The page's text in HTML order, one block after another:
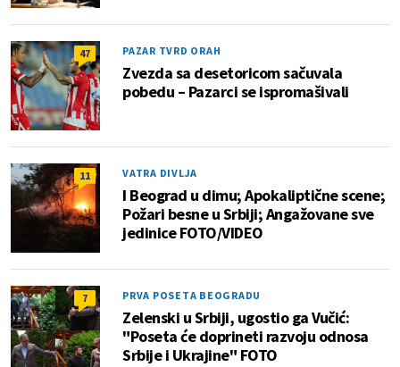
47 PAZAR TVRD ORAH
Zvezda sa desetoricom sačuvala
pobedu – Pazarci se ispromašivali
11 VATRA DIVLJA
I Beograd u dimu; Apokaliptične scene;
Požari besne u Srbiji; Angažovane sve
jedinice FOTO/VIDEO
7 PRVA POSETA BEOGRADU
Zelenski u Srbiji, ugostio ga Vučić:
"Poseta će doprineti razvoju odnosa
Srbije i Ukrajine" FOTO